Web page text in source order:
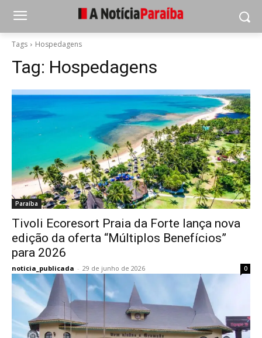
Tags Hospedagens
Tag: Hospedagens
Paraíba
Tivoli Ecoresort Praia da Forte lança nova
edição da oferta “Múltiplos Benefícios”
para 2026
noticia_publicada - 29 de junho de 2026 0